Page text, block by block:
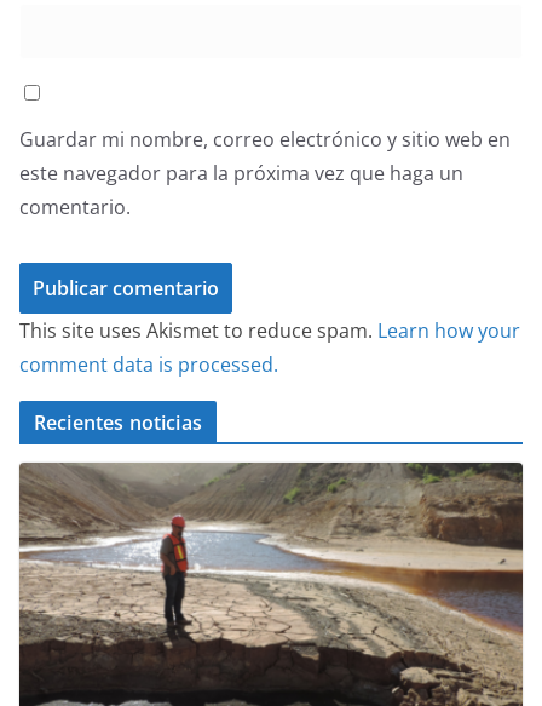
Guardar mi nombre, correo electrónico y sitio web en
este navegador para la próxima vez que haga un
comentario.
This site uses Akismet to reduce spam. Learn how your
comment data is processed.
Recientes noticias